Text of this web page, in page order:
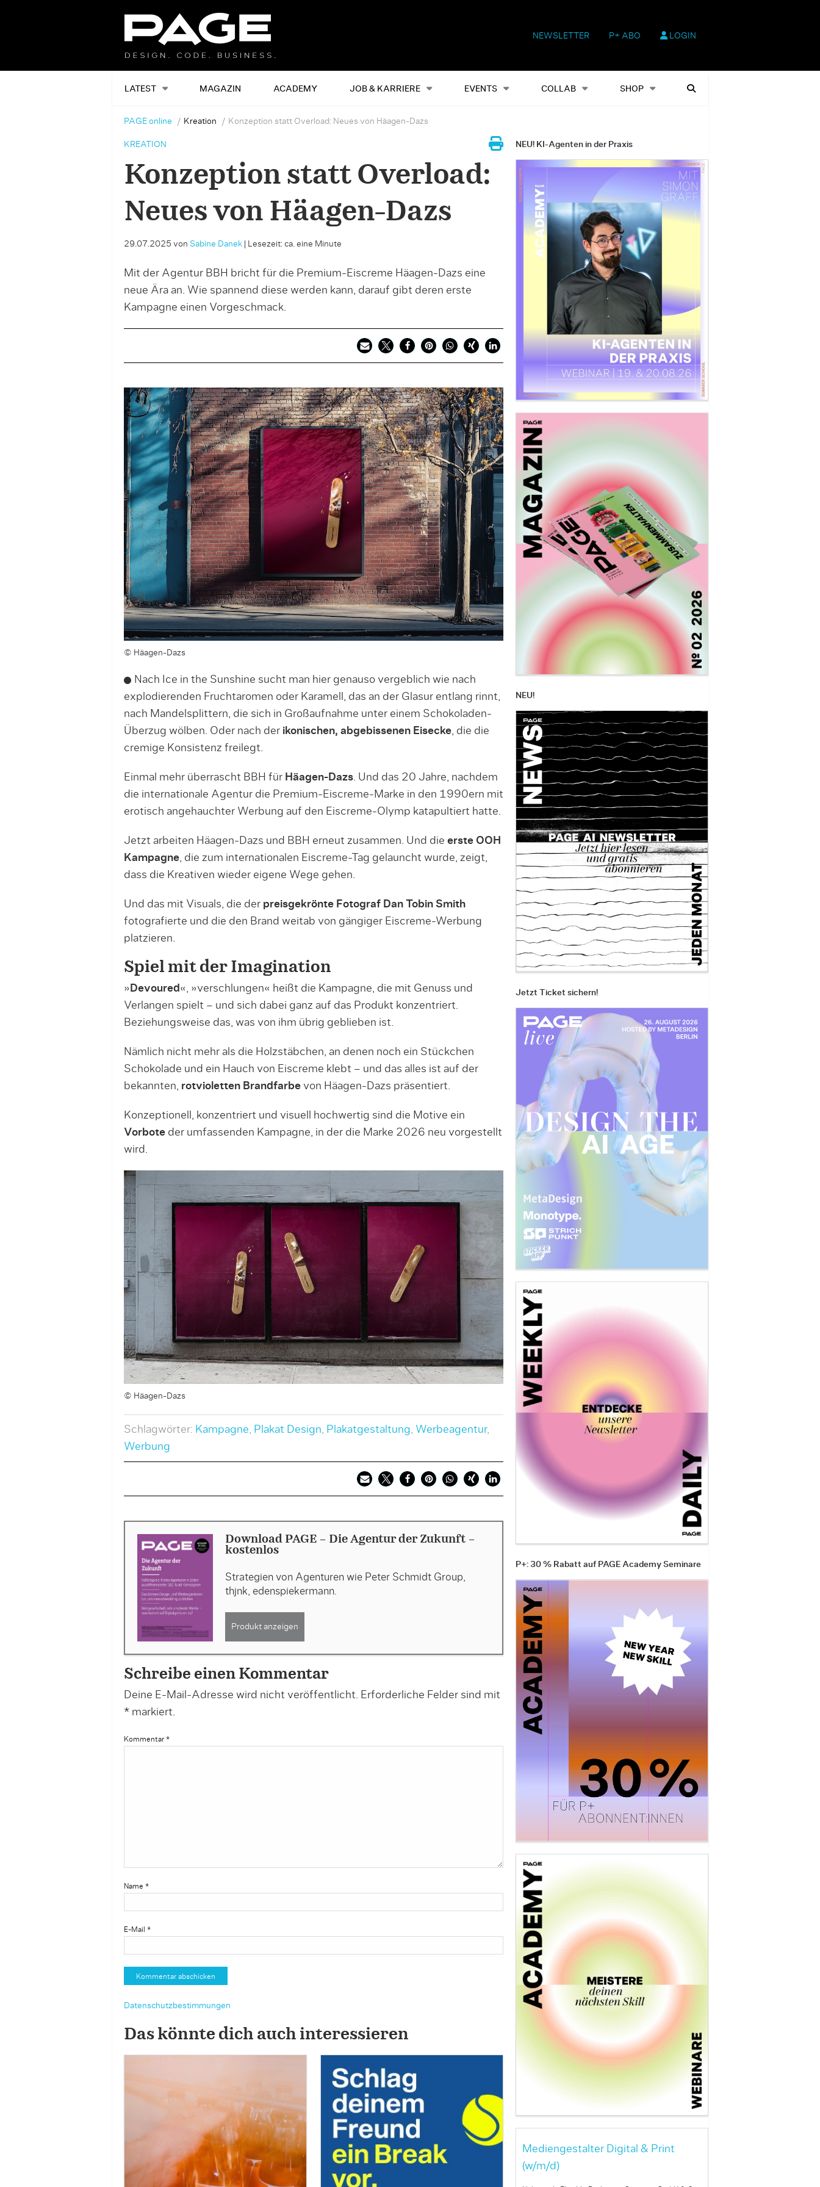
NEWSLETTER P+ ABO LOGIN
LATEST MAGAZIN ACADEMY JOB & KARRIERE EVENTS COLLAB SHOP
Alles Events Shop Heftausgaben Suchen
PAGE online Kreation Konzeption statt Overload: Neues von Häagen-Dazs
KREATION
Konzeption statt Overload:
Neues von Häagen-Dazs
29.07.2025 von Sabine Danek| Lesezeit: ca. eine Minute
Mit der Agentur BBH bricht für die Premium-Eiscreme Häagen-Dazs eine
neue Ära an. Wie spannend diese werden kann, darauf gibt deren erste
Kampagne einen Vorgeschmack.
© Häagen-Dazs
Nach Ice in the Sunshine sucht man hier genauso vergeblich wie nach
explodierenden Fruchtaromen oder Karamell, das an der Glasur entlang rinnt,
nach Mandelsplittern, die sich in Großaufnahme unter einem Schokoladen-
Überzug wölben. Oder nach der ikonischen, abgebissenen Eisecke, die die
cremige Konsistenz freilegt.
Einmal mehr überrascht BBH für Häagen-Dazs. Und das 20 Jahre, nachdem
die internationale Agentur die Premium-Eiscreme-Marke in den 1990ern mit
erotisch angehauchter Werbung auf den Eiscreme-Olymp katapultiert hatte.
Jetzt arbeiten Häagen-Dazs und BBH erneut zusammen. Und die erste OOH
Kampagne, die zum internationalen Eiscreme-Tag gelauncht wurde, zeigt,
dass die Kreativen wieder eigene Wege gehen.
Und das mit Visuals, die der preisgekrönte Fotograf Dan Tobin Smith
fotografierte und die den Brand weitab von gängiger Eiscreme-Werbung
platzieren.
Spiel mit der Imagination
» Devoured «, »verschlungen« heißt die Kampagne, die mit Genuss und
Verlangen spielt – und sich dabei ganz auf das Produkt konzentriert.
Beziehungsweise das, was von ihm übrig geblieben ist.
Nämlich nicht mehr als die Holzstäbchen, an denen noch ein Stückchen
Schokolade und ein Hauch von Eiscreme klebt – und das alles ist auf der
bekannten, rotvioletten Brandfarbevon Häagen-Dazs präsentiert.
Konzeptionell, konzentriert und visuell hochwertig sind die Motive ein
Vorboteder umfassenden Kampagne, in der die Marke 2026 neu vorgestellt
wird.
© Häagen-Dazs
Schlagwörter: Kampagne, Plakat Design, Plakatgestaltung, Werbeagentur,
Werbung
Download PAGE - Die Agentur der Zukunft -
kostenlos
Strategien von Agenturen wie Peter Schmidt Group,
thjnk, edenspiekermann.
Produkt anzeigen
Schreibe einen Kommentar
Deine E-Mail-Adresse wird nicht veröffentlicht. Erforderliche Felder sind mit
*markiert.
Kommentar *
Name *
E-Mail *
Datenschutzbestimmungen
Das könnte dich auch interessieren
NEU! KI-Agenten in der Praxis
NEU!
Jetzt Ticket sichern!
P+: 30 % Rabatt auf PAGE Academy Seminare
Mediengestalter Digital & Print
(w/m/d)